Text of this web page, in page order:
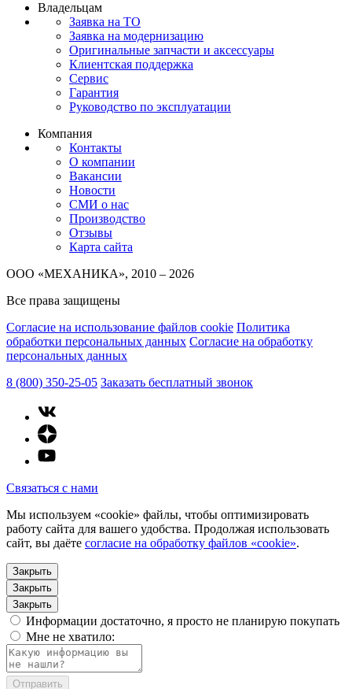
Владельцам
Заявка на ТО
Заявка на модернизацию
Оригинальные запчасти и аксессуары
Клиентская поддержка
Сервис
Гарантия
Руководство по эксплуатации
Компания
Контакты
О компании
Вакансии
Новости
СМИ о нас
Производство
Отзывы
Карта сайта
ООО «МЕХАНИКА», 2010 – 2026
Все права защищены
Согласие на использование файлов cookie Политика
обработки персональных данных Согласие на обработку
персональных данных
8 (800) 350-25-05 Заказать бесплатный звонок
Связаться с нами
Мы используем «cookie» файлы, чтобы оптимизировать
работу сайта для вашего удобства. Продолжая использовать
сайт, вы даёте согласие на обработку файлов «cookie».
Закрыть
Закрыть
Закрыть
Информации достаточно, я просто не планирую покупать
Мне не хватило:
Отправить